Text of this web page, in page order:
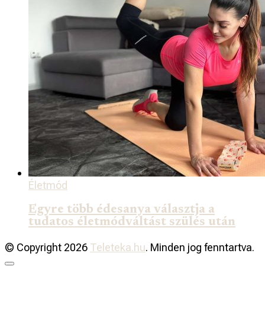
Életmód
Egyre több édesanya választja a
tudatos életmódváltást szülés után
© Copyright 2026 Teleteka.hu. Minden jog fenntartva.